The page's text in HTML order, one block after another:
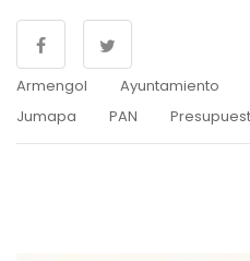
Armengol Ayuntamiento
Jumapa
PAN